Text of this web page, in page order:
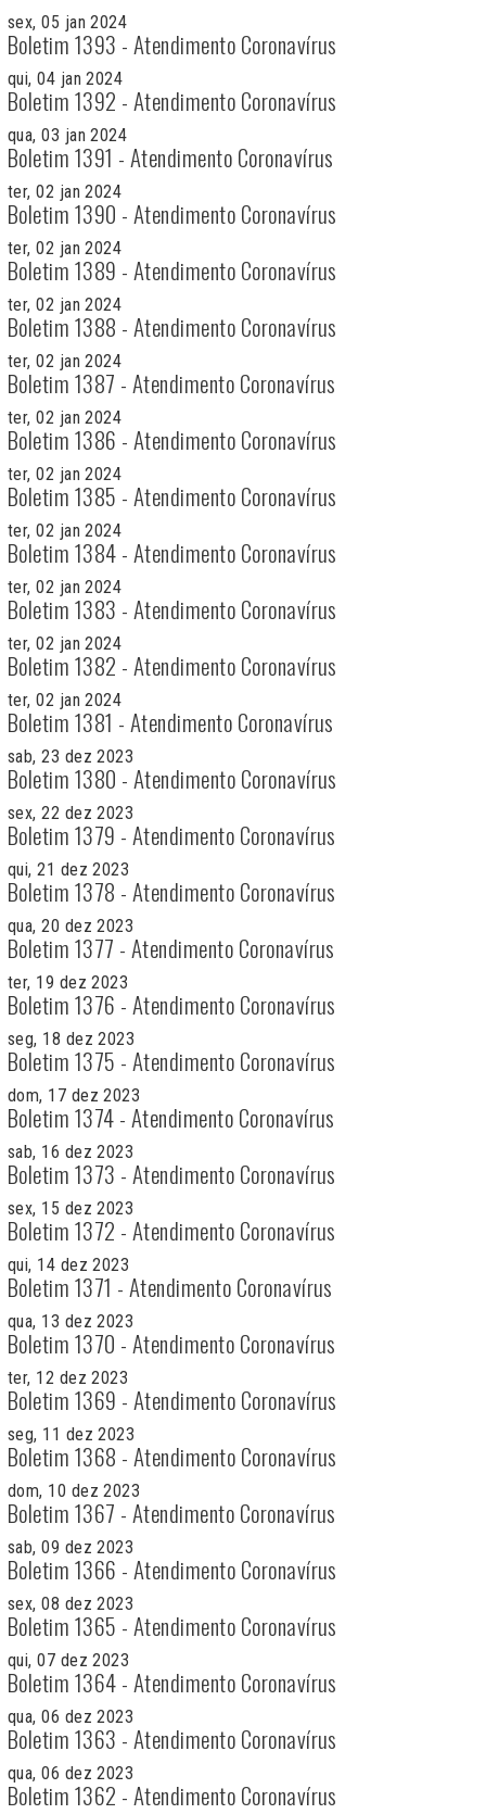
sex, 05 jan 2024
Boletim 1393 - Atendimento Coronavírus
qui, 04 jan 2024
Boletim 1392 - Atendimento Coronavírus
qua, 03 jan 2024
Boletim 1391 - Atendimento Coronavírus
ter, 02 jan 2024
Boletim 1390 - Atendimento Coronavírus
ter, 02 jan 2024
Boletim 1389 - Atendimento Coronavírus
ter, 02 jan 2024
Boletim 1388 - Atendimento Coronavírus
ter, 02 jan 2024
Boletim 1387 - Atendimento Coronavírus
ter, 02 jan 2024
Boletim 1386 - Atendimento Coronavírus
ter, 02 jan 2024
Boletim 1385 - Atendimento Coronavírus
ter, 02 jan 2024
Boletim 1384 - Atendimento Coronavírus
ter, 02 jan 2024
Boletim 1383 - Atendimento Coronavírus
ter, 02 jan 2024
Boletim 1382 - Atendimento Coronavírus
ter, 02 jan 2024
Boletim 1381 - Atendimento Coronavírus
sab, 23 dez 2023
Boletim 1380 - Atendimento Coronavírus
sex, 22 dez 2023
Boletim 1379 - Atendimento Coronavírus
qui, 21 dez 2023
Boletim 1378 - Atendimento Coronavírus
qua, 20 dez 2023
Boletim 1377 - Atendimento Coronavírus
ter, 19 dez 2023
Boletim 1376 - Atendimento Coronavírus
seg, 18 dez 2023
Boletim 1375 - Atendimento Coronavírus
dom, 17 dez 2023
Boletim 1374 - Atendimento Coronavírus
sab, 16 dez 2023
Boletim 1373 - Atendimento Coronavírus
sex, 15 dez 2023
Boletim 1372 - Atendimento Coronavírus
qui, 14 dez 2023
Boletim 1371 - Atendimento Coronavírus
qua, 13 dez 2023
Boletim 1370 - Atendimento Coronavírus
ter, 12 dez 2023
Boletim 1369 - Atendimento Coronavírus
seg, 11 dez 2023
Boletim 1368 - Atendimento Coronavírus
dom, 10 dez 2023
Boletim 1367 - Atendimento Coronavírus
sab, 09 dez 2023
Boletim 1366 - Atendimento Coronavírus
sex, 08 dez 2023
Boletim 1365 - Atendimento Coronavírus
qui, 07 dez 2023
Boletim 1364 - Atendimento Coronavírus
qua, 06 dez 2023
Boletim 1363 - Atendimento Coronavírus
qua, 06 dez 2023
Boletim 1362 - Atendimento Coronavírus